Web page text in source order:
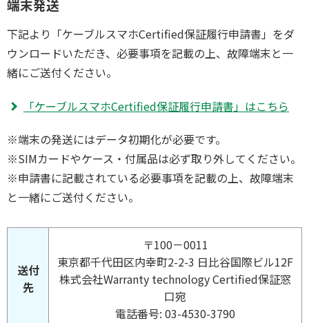
端末発送
下記より「ケーブルスマホCertified保証履行申請書」をダ
ウンロードいただき、必要事項を記載の上、故障端末と一
緒にご送付ください。
「ケーブルスマホCertified保証履行申請書」はこちら
※端末の発送にはデータ初期化が必要です。
※SIMカードやケース・付属品は必ず取り外してください。
※申請書に記載されている必要事項を記載の上、故障端末
と一緒にご送付ください。
送付
先
〒100－0011
東京都千代田区内幸町2-2-3 日比谷国際ビル12F
株式会社Warranty technology Certified保証窓
口宛
電話番号: 03-4530-3790